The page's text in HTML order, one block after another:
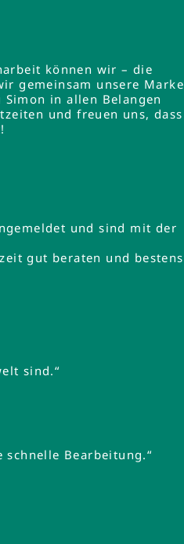
können wir – die
gemeinsam unsere Marke
in allen Belangen
und freuen uns, dass
und sind mit der
gut beraten und bestens
sind.“
Bearbeitung.“